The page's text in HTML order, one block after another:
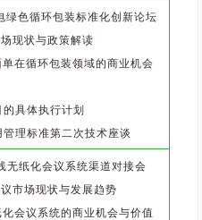
绿色循环包装标准化创新论坛
现状与政策解读
在循环包装领域的商业机会
具体执行计划
理标准第二次技术座谈
无纸化会议系统渠道对接会
市场现状与发展趋势
会议系统的商业机会与价值